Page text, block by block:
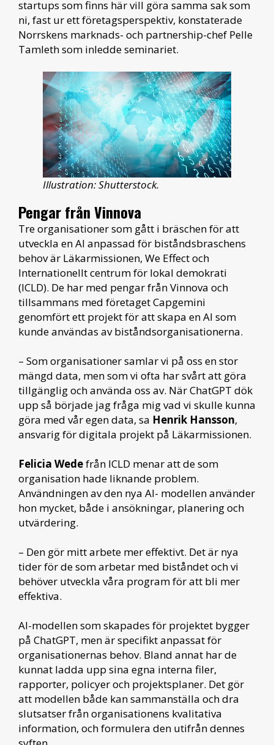
startups som finns här vill göra samma sak som
ni, fast ur ett företagsperspektiv, konstaterade
Norrskens marknads- och partnership-chef Pelle
Tamleth som inledde seminariet.
Illustration: Shutterstock.
Pengar från Vinnova
Tre organisationer som gått i bräschen för att
utveckla en AI anpassad för biståndsbraschens
behov är Läkarmissionen, We Effect och
Internationellt centrum för lokal demokrati
(ICLD). De har med pengar från Vinnova och
tillsammans med företaget Capgemini
genomfört ett projekt för att skapa en AI som
kunde användas av biståndsorganisationerna.
– Som organisationer samlar vi på oss en stor
mängd data, men som vi ofta har svårt att göra
tillgänglig och använda oss av. När ChatGPT dök
upp så började jag fråga mig vad vi skulle kunna
göra med vår egen data, sa Henrik Hansson,
ansvarig för digitala projekt på Läkarmissionen.
Felicia Wedefrån ICLD menar att de som
organisation hade liknande problem.
Användningen av den nya AI- modellen använder
hon mycket, både i ansökningar, planering och
utvärdering.
– Den gör mitt arbete mer effektivt. Det är nya
tider för de som arbetar med biståndet och vi
behöver utveckla våra program för att bli mer
effektiva.
AI-modellen som skapades för projektet bygger
på ChatGPT, men är specifikt anpassat för
organisationernas behov. Bland annat har de
kunnat ladda upp sina egna interna filer,
rapporter, policyer och projektsplaner. Det gör
att modellen både kan sammanställa och dra
slutsatser från organisationens kvalitativa
information, och formulera den utifrån dennes